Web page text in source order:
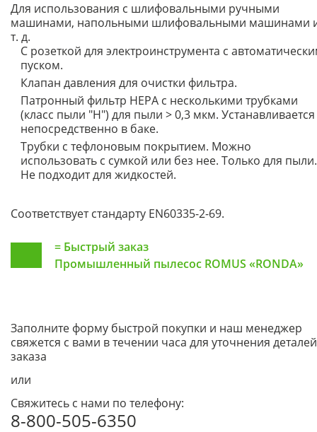
Для использования с шлифовальными ручными
машинами, напольными шлифовальными машинами
т. д.
С розеткой для электроинструмента с
пуском.
Клапан давления для очистки фильтра.
Патронный фильтр HEPA с несколькими трубками
(класс пыли "H") для пыли > 0,3 мкм. Устанавливается
непосредственно в баке.
Трубки с тефлоновым покрытием. Можно
использовать с сумкой или без нее. Только для пыли.
Не подходит для жидкостей.
Соответствует стандарту EN60335-2-69.
= Быстрый заказ
Промышленный пылесос ROMUS «RONDA»
Заполните форму быстрой покупки и наш менеджер
свяжется с вами в течении часа для уточнения деталей
заказа
или
Свяжитесь с нами по телефону:
8-800-505-6350